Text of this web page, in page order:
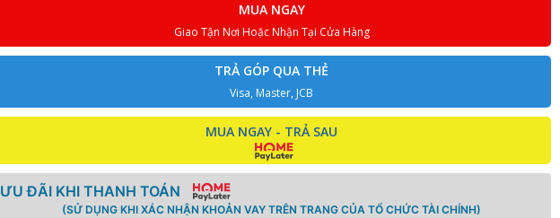
MUA NGAY
Giao Tận Nơi Hoặc Nhận Tại Cửa Hàng
TRẢ GÓP QUA THẺ
Visa, Master, JCB
MUA NGAY - TRẢ SAU
ƯU ĐÃI KHI THANH TOÁN
(SỬ DỤNG KHI XÁC NHẬN KHOẢN VAY TRÊN TRANG CỦA TỔ CHỨC TÀI CHÍNH)